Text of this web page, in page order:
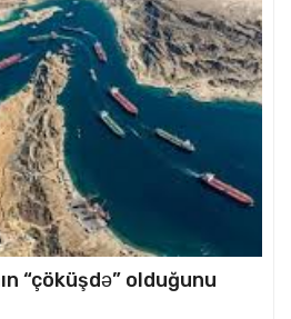
“çöküşdə” olduğunu